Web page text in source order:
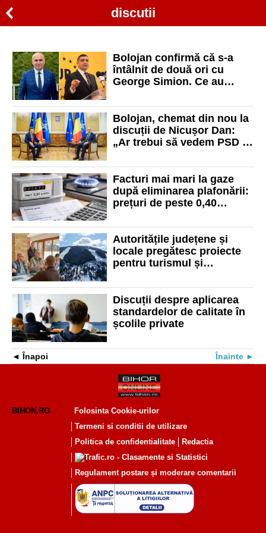
discutii
Bolojan confirmă că s-a
întâlnit de două ori cu
George Simion. Ce au
Bolojan, chemat din nou la
discuții de Nicușor Dan:
„Ar trebui să vedem PSD la
soluții are”
Facturi mai mari la gaze
după eliminarea plafonării:
prețuri de peste 0,40
reducerea TVA
Autoritățile județene și
locale pregătesc proiecte
pentru turismul și
Discuții despre aplicarea
standardelor de calitate în
școlile private
Înapoi Înainte
BIHON.RO
Folosinta Cookie-urilor
Termeni si conditii de utilizare
Politica de confidentialitate
Redactia
Regulament postare și moderare comentarii